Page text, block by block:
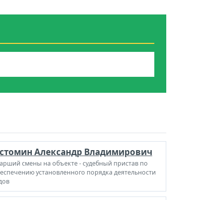
Александр Владимирович
смены на объекте - судебный пристав по
установленного порядка деятельности